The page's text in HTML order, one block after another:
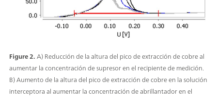
Figure 2.A) Reducción de la altura del pico de extracción de cobre al
aumentar la concentración de supresor en el recipiente de medición.
B) Aumento de la altura del pico de extracción de cobre en la solución
interceptora al aumentar la concentración de abrillantador en el